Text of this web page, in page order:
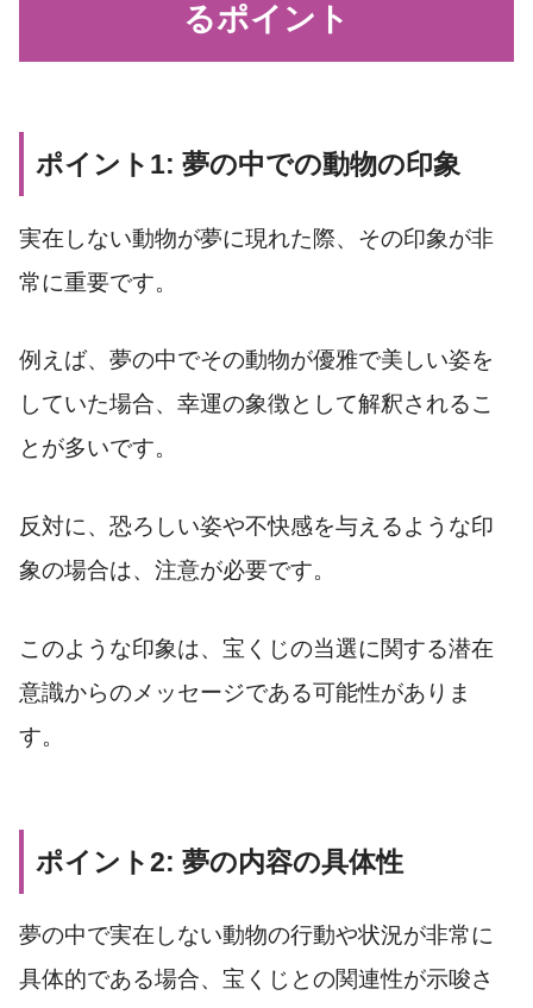
るポイント
ポイント1: 夢の中での動物の印象
実在しない動物が夢に現れた際、その印象が非
常に重要です。
例えば、夢の中でその動物が優雅で美しい姿を
していた場合、幸運の象徴として解釈されるこ
とが多いです。
反対に、恐ろしい姿や不快感を与えるような印
象の場合は、注意が必要です。
このような印象は、宝くじの当選に関する潜在
意識からのメッセージである可能性がありま
す。
ポイント2: 夢の内容の具体性
夢の中で実在しない動物の行動や状況が非常に
具体的である場合、宝くじとの関連性が示唆さ